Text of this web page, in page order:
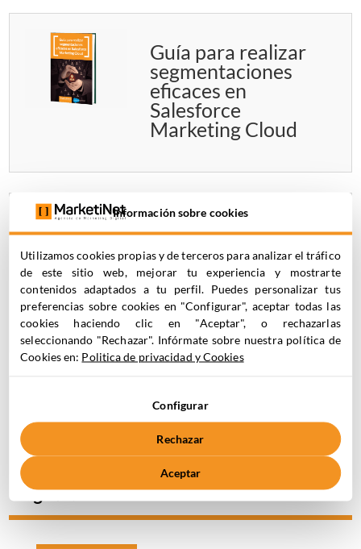
Guía para realizar
segmentaciones
eficaces en
Salesforce
Marketing Cloud
Guía Estrategia de
marketing
automation en
Pardot Account
Engagement
Ver más
Descubre todos nuestros
gratuitos
Información sobre cookies
Utilizamos cookies propias y de terceros para analizar el tráfico
de este sitio web, mejorar tu experiencia y mostrarte
contenidos adaptados a tu perfil. Puedes personalizar tus
preferencias sobre cookies en "Configurar", aceptar todas las
cookies haciendo clic en "Aceptar", o rechazarlas
seleccionando "Rechazar". Infórmate sobre nuestra política de
Cookies en: Politica de privacidad y Cookies
Configurar
Rechazar
Aceptar